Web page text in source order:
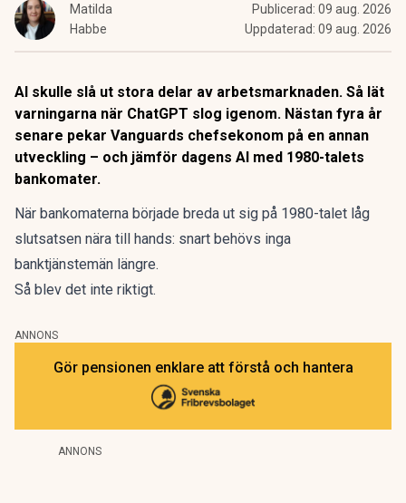
Matilda
Habbe
Publicerad: 09 aug. 2026
Uppdaterad: 09 aug. 2026
AI skulle slå ut stora delar av arbetsmarknaden. Så lät
varningarna när ChatGPT slog igenom. Nästan fyra år
senare pekar Vanguards chefsekonom på en annan
utveckling – och jämför dagens AI med 1980-talets
bankomater.
När bankomaterna började breda ut sig på 1980-talet låg
slutsatsen nära till hands: snart behövs inga
banktjänstemän längre.
Så blev det inte riktigt.
ANNONS
Gör pensionen enklare att förstå och hantera
ANNONS